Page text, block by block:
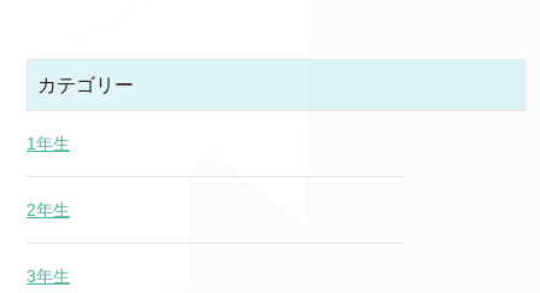
カテゴリー
1年生
2年生
3年生